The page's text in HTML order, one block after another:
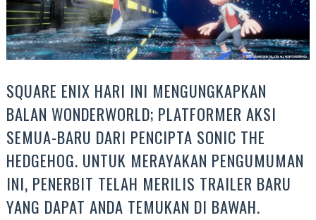
SQUARE ENIX HARI INI MENGUNGKAPKAN
BALAN WONDERWORLD; PLATFORMER AKSI
SEMUA-BARU DARI PENCIPTA SONIC THE
HEDGEHOG. UNTUK MERAYAKAN PENGUMUMAN
INI, PENERBIT TELAH MERILIS TRAILER BARU
YANG DAPAT ANDA TEMUKAN DI BAWAH.